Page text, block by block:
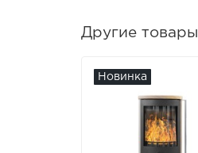
Другие товары
Новинка